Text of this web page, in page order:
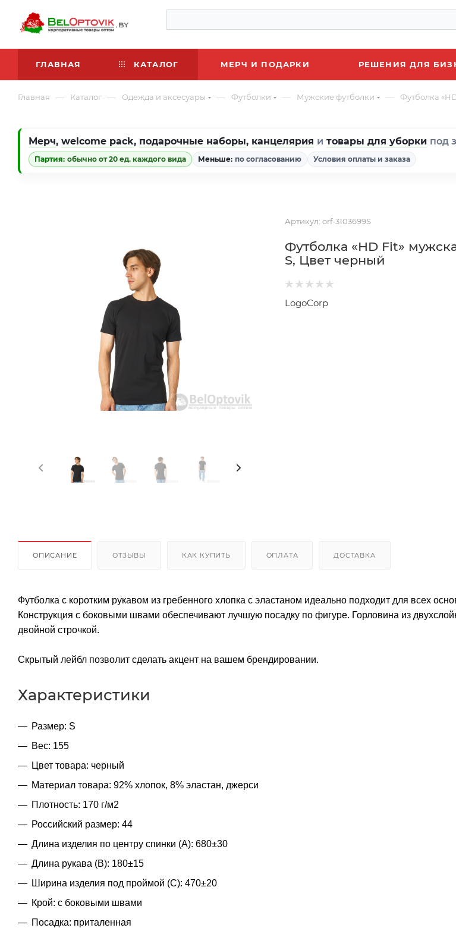
ГЛАВНАЯ КАТАЛОГ МЕРЧ И ПОДАРКИ РЕШЕНИЯ ДЛЯ
Главная — Каталог — Одежда и аксесуары — Футболки — Мужские футболки — Футболка
Мерч, welcome pack, подарочные наборы, канцелярия и товары для уборки под
Партия: обычно от 20 ед. каждого вида Меньше: по согласованию Условия оплаты и заказа
Артикул: orf-3103699S
Футболка «HD Fit»
S, Цвет черный
LogoCorp
ОПИСАНИЕ ОТЗЫВЫ КАК КУПИТЬ ОПЛАТА ДОСТАВКА
Футболка с коротким рукавом из гребенного хлопка с эластаном идеально подходит для всех
Конструкция с боковыми швами обеспечивают лучшую посадку по фигуре. Горловина из
двойной строчкой.
Скрытый лейбл позволит сделать акцент на вашем брендировании.
Характеристики
Размер: S
Вес: 155
Цвет товара: черный
Материал товара: 92% хлопок, 8% эластан, джерси
Плотность: 170 г/м2
Российский размер: 44
Длина изделия по центру спинки (A): 680±30
Длина рукава (B): 180±15
Ширина изделия под проймой (С): 470±20
Крой: с боковыми швами
Посадка: приталенная